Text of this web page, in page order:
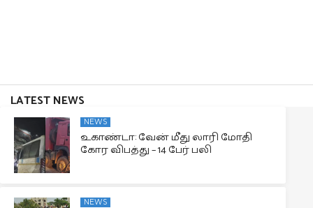
LATEST NEWS
NEWS
உகாண்டா: வேன் மீது லாரி மோதி
கோர விபத்து – 14 பேர் பலி
NEWS